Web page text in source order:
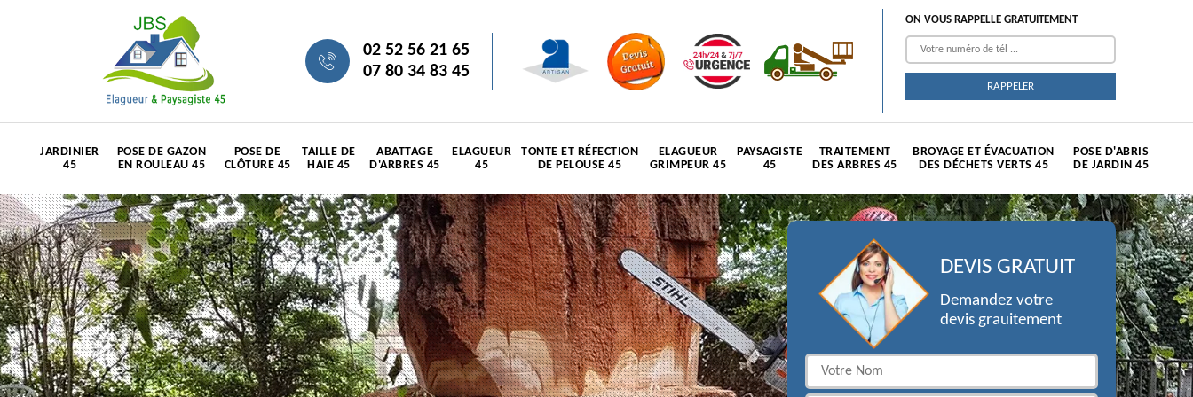
02 52 56 21 65
07 80 34 83 45
ON VOUS RAPPELLE GRATUITEMENT
JARDINIER
45
POSE DE GAZON
EN ROULEAU 45
POSE DE
CLÔTURE 45
TAILLE DE
HAIE 45
ABATTAGE
D'ARBRES 45
ELAGUEUR
45
TONTE ET RÉFECTION
DE PELOUSE 45
ELAGUEUR
GRIMPEUR 45
PAYSAGISTE
45
TRAITEMENT
DES ARBRES 45
BROYAGE ET ÉVACUATION
DES DÉCHETS VERTS 45
POSE D'ABRIS
DE JARDIN 45
DEVIS GRATUIT
Demandez votre
devis grauitement